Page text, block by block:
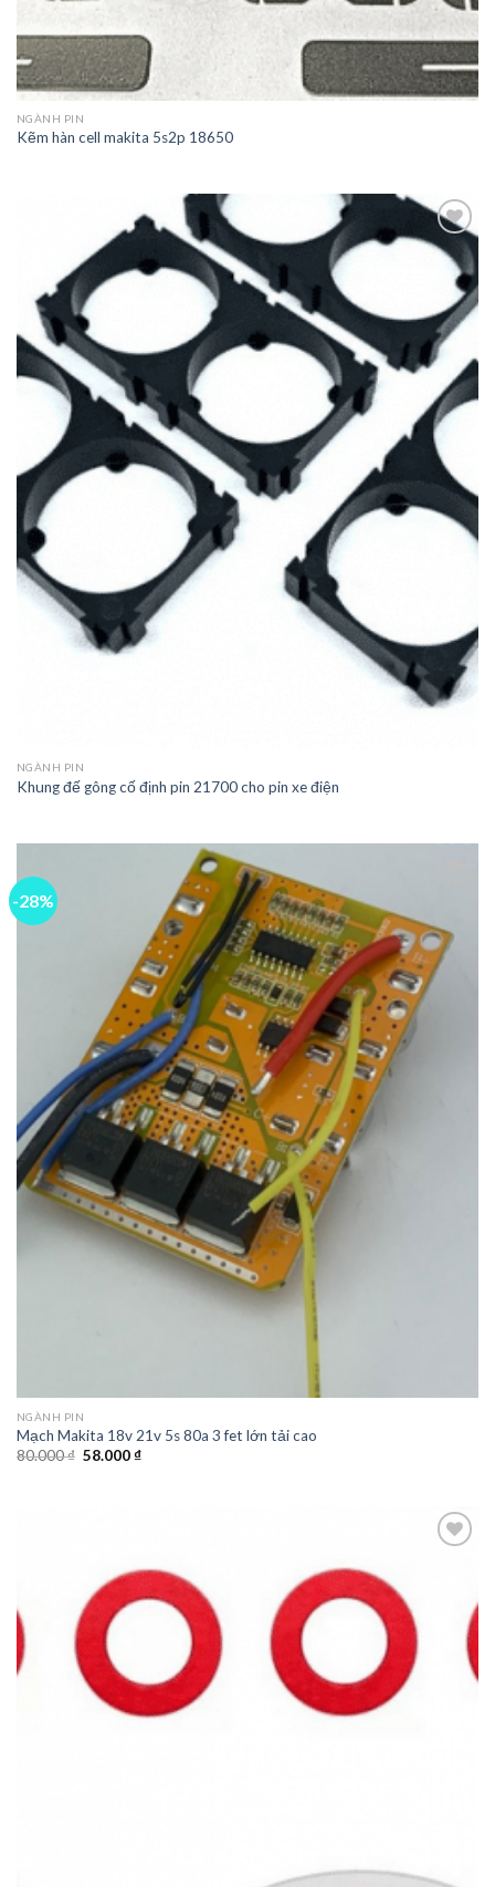
NGÀNH PIN
Kẽm hàn cell makita 5s2p 18650
Add to
wishlist
NGÀNH PIN
Khung đế gông cố định pin 21700 cho pin xe điện
-28%
NGÀNH PIN
Mạch Makita 18v 21v 5s 80a 3 fet lớn tải cao
80.000₫ 58.000₫